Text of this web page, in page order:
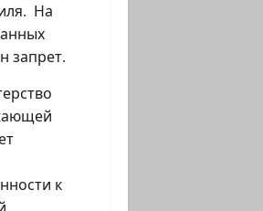
На
запрет.
к